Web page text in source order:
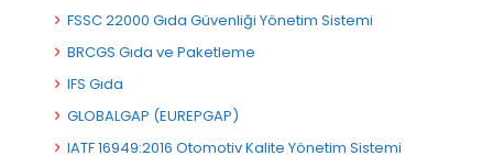
FSSC 22000 Gıda Güvenliği Yönetim Sistemi
BRCGS Gıda ve Paketleme
IFS Gıda
GLOBALGAP (EUREPGAP)
IATF 16949:2016 Otomotiv Kalite Yönetim Sistemi